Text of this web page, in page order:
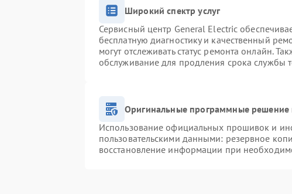
Широкий спектр услуг
Сервисный центр General Electric
бесплатную диагностику и качественный
могут отслеживать статус ремонта онлайн.
обслуживание для продления срока службы
Оригинальные программные решение
Использование официальных прошивок и
пользовательскими данными: резервное
восстановление информации при